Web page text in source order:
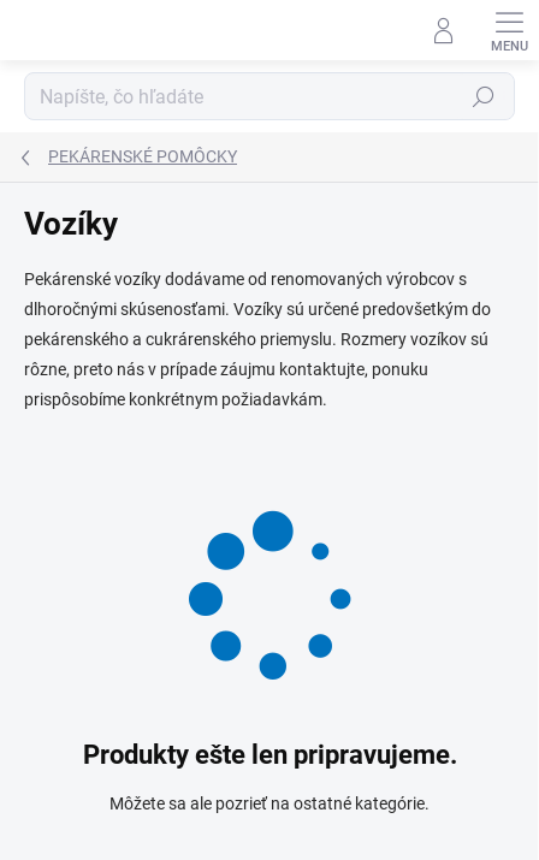
Hľadať
PEKÁRENSKÉ POMÔCKY
Vozíky
Pekárenské vozíky dodávame od renomovaných výrobcov s
dlhoročnými skúsenosťami. Vozíky sú určené predovšetkým do
pekárenského a cukrárenského priemyslu. Rozmery vozíkov sú
rôzne, preto nás v prípade záujmu kontaktujte, ponuku
prispôsobíme konkrétnym požiadavkám.
Produkty ešte len pripravujeme.
Môžete sa ale pozrieť na ostatné kategórie.